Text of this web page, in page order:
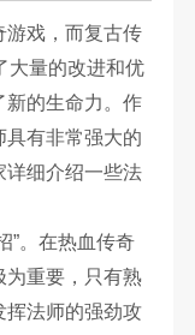
游戏，而复古传
大量的改进和优
新的生命力。作
具有非常强大的
详细介绍一些法
”。在热血传奇
为重要，只有熟
挥法师的强劲攻